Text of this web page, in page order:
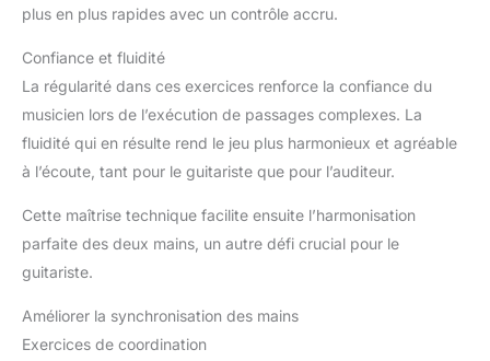
plus en plus rapides avec un contrôle accru.
Confiance et fluidité
La régularité dans ces exercices renforce la confiance du
musicien lors de l’exécution de passages complexes. La
fluidité qui en résulte rend le jeu plus harmonieux et agréable
à l’écoute, tant pour le guitariste que pour l’auditeur.
Cette maîtrise technique facilite ensuite l’harmonisation
parfaite des deux mains, un autre défi crucial pour le
guitariste.
Améliorer la synchronisation des mains
Exercices de coordination